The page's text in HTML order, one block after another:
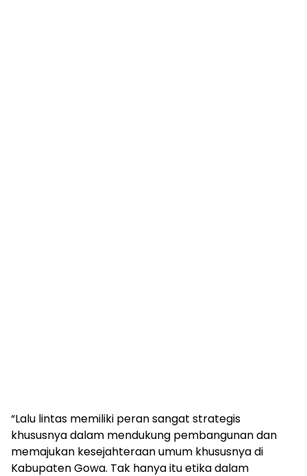
“Lalu lintas memiliki peran sangat strategis
khususnya dalam mendukung pembangunan dan
memajukan kesejahteraan umum khususnya di
Kabupaten Gowa. Tak hanya itu etika dalam